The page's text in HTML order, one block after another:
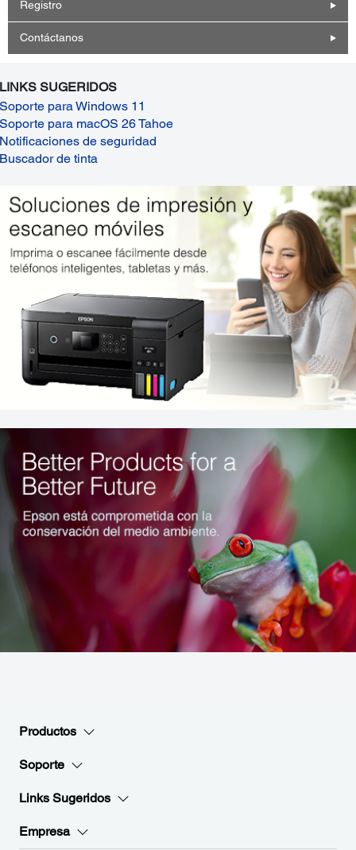
Registro
Contáctanos
LINKS SUGERIDOS
Soporte para Windows 11
Soporte para macOS 26 Tahoe
Notificaciones de seguridad
Buscador de tinta
Productos
Soporte
Links Sugeridos
Empresa